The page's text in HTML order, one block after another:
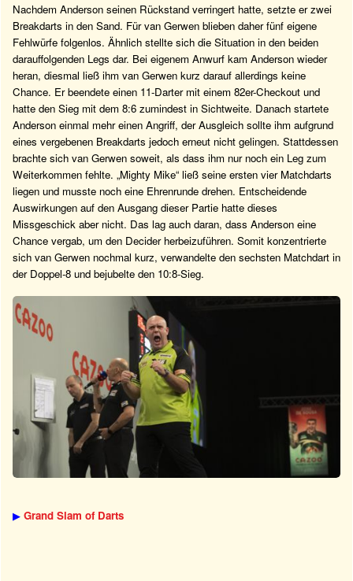
Nachdem Anderson seinen Rückstand verringert hatte, setzte er zwei
Breakdarts in den Sand. Für van Gerwen blieben daher fünf eigene
Fehlwürfe folgenlos. Ähnlich stellte sich die Situation in den beiden
darauffolgenden Legs dar. Bei eigenem Anwurf kam Anderson wieder
heran, diesmal ließ ihm van Gerwen kurz darauf allerdings keine
Chance. Er beendete einen 11-Darter mit einem 82er-Checkout und
hatte den Sieg mit dem 8:6 zumindest in Sichtweite. Danach startete
Anderson einmal mehr einen Angriff, der Ausgleich sollte ihm aufgrund
eines vergebenen Breakdarts jedoch erneut nicht gelingen. Stattdessen
brachte sich van Gerwen soweit, als dass ihm nur noch ein Leg zum
Weiterkommen fehlte. „Mighty Mike“ ließ seine ersten vier Matchdarts
liegen und musste noch eine Ehrenrunde drehen. Entscheidende
Auswirkungen auf den Ausgang dieser Partie hatte dieses
Missgeschick aber nicht. Das lag auch daran, dass Anderson eine
Chance vergab, um den Decider herbeizuführen. Somit konzentrierte
sich van Gerwen nochmal kurz, verwandelte den sechsten Matchdart in
der Doppel-8 und bejubelte den 10:8-Sieg.
▶ Grand Slam of Darts